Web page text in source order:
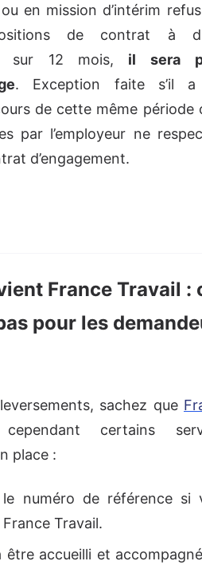
en mission d’intérim
de contrat à
sur 12 mois, il sera
. Exception faite s’il
de cette même période
par l’employeur ne
d’engagement.
France Travail :
pour les
sachez que
certains
place :
numéro de référence si
Travail.
être accueilli et